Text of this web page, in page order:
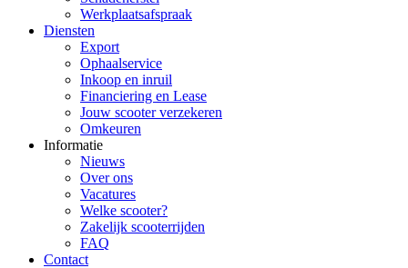
Werkplaatsafspraak
Diensten
Export
Ophaalservice
Inkoop en inruil
Financiering en Lease
Jouw scooter verzekeren
Omkeuren
Informatie
Nieuws
Over ons
Vacatures
Welke scooter?
Zakelijk scooterrijden
FAQ
Contact